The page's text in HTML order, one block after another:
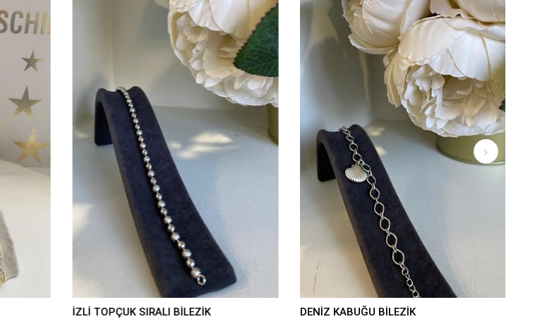
İZLİ TOPÇUK SIRALI BİLEZİK DENİZ KABUĞU BİLEZİK